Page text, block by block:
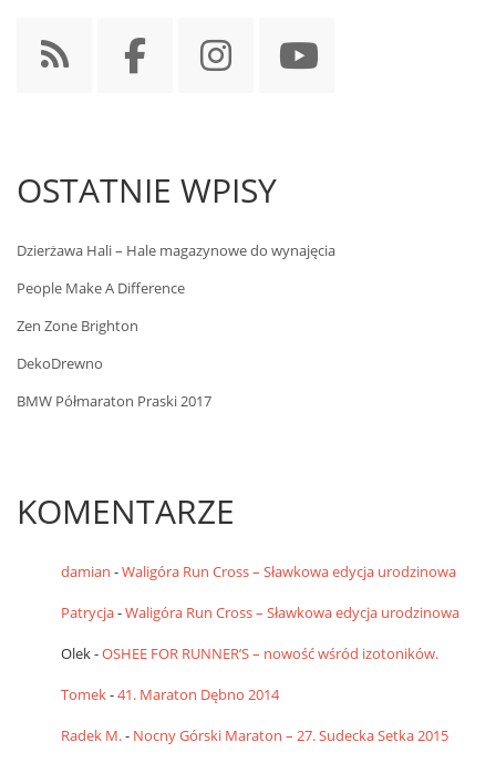
OSTATNIE WPISY
Dzierżawa Hali – Hale magazynowe do wynajęcia
People Make A Difference
Zen Zone Brighton
DekoDrewno
BMW Półmaraton Praski 2017
KOMENTARZE
damian -Waligóra Run Cross – Sławkowa edycja urodzinowa
Patrycja-Waligóra Run Cross – Sławkowa edycja urodzinowa
Olek-OSHEE FOR RUNNER’S – nowość wśród izotoników.
Tomek-41. Maraton Dębno 2014
Radek M.- Nocny Górski Maraton – 27. Sudecka Setka 2015